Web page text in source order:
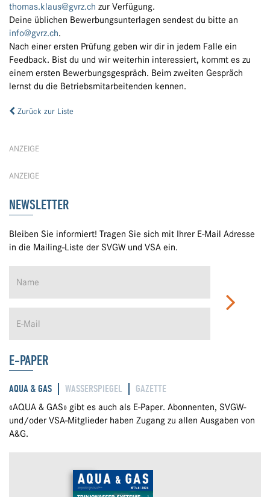
thomas.klaus@gvrz.ch zur Verfügung.
Deine üblichen Bewerbungsunterlagen sendest du bitte an
info@gvrz.ch.
Nach einer ersten Prüfung geben wir dir in jedem Falle ein
Feedback. Bist du und wir weiterhin interessiert, kommt es zu
einem ersten Bewerbungsgespräch. Beim zweiten Gespräch
lernst du die Betriebsmitarbeitenden kennen.
Zurück zur Liste
ANZEIGE
ANZEIGE
NEWSLETTER
Bleiben Sie informiert! Tragen Sie sich mit Ihrer E-Mail Adresse
in die Mailing-Liste der SVGW und VSA ein.
E-PAPER
AQUA & GAS WASSERSPIEGEL GAZETTE
«AQUA & GAS» gibt es auch als E-Paper. Abonnenten, SVGW-
und/oder VSA-Mitglieder haben Zugang zu allen Ausgaben von
A&G.